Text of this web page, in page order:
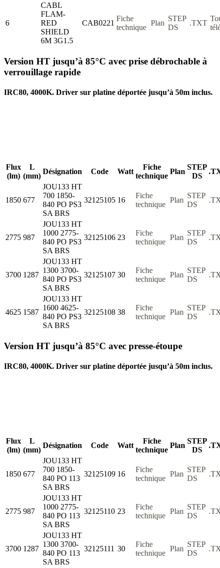
6
CABL
FLAM-
RED
SHIELD
6M 3G1.5
CAB0221
Fiche
technique
Plan
STEP
DS
.TXT
Version HT jusqu’à 85°C avec prise débrochable à
verrouillage rapide
IRC80, 4000K. Driver sur platine déportée jusqu’à 50m inclus.
Flux
(lm)
L
(mm)
Désignation Code Watt
Fiche
technique
Plan
STEP
DS
1850 677
JOU133 HT
700 1850-
840 PO PS3
SA BRS
32125105 16
Fiche
technique
Plan
STEP
DS
2775 987
JOU133 HT
1000 2775-
840 PO PS3
SA BRS
32125106 23
Fiche
technique
Plan
STEP
DS
3700 1287
JOU133 HT
1300 3700-
840 PO PS3
SA BRS
32125107 30
Fiche
technique
Plan
STEP
DS
4625 1587
JOU133 HT
1600 4625-
840 PO PS3
SA BRS
32125108 38
Fiche
technique
Plan
STEP
DS
Version HT jusqu’à 85°C avec presse-étoupe
IRC80, 4000K. Driver sur platine déportée jusqu’à 50m inclus.
Flux
(lm)
L
(mm)
Désignation Code Watt
Fiche
technique
Plan
STEP
DS
1850 677
JOU133 HT
700 1850-
840 PO 113
SA BRS
32125109 16
Fiche
technique
Plan
STEP
DS
2775 987
JOU133 HT
1000 2775-
840 PO 113
SA BRS
32125110 23
Fiche
technique
Plan
STEP
DS
3700 1287
JOU133 HT
1300 3700-
840 PO 113
SA BRS
32125111 30
Fiche
technique
Plan
STEP
DS